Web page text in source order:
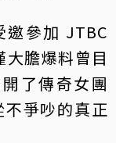
邀參加 JTBC
大膽爆料曾目
了傳奇女團
不爭吵的真正